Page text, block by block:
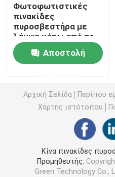
Φωτοφωταύγεια Μύτη
Φωτοφωταύγεια
Λωρίδα
Φωτοφωταυγείς
Φωτοφωταύγεια
Φωτοφωτιστικές
πινακίδες
πυροσβεστήρα με
λάμψη κάτω από το
βέλος στο σκοτάδι
Αποστολή
Αρχική Σελίδα Περίπου
Χάρτης ιστότοπου
Κίνα πινακίδες
Προμηθευτής.
Green Technology Co.,